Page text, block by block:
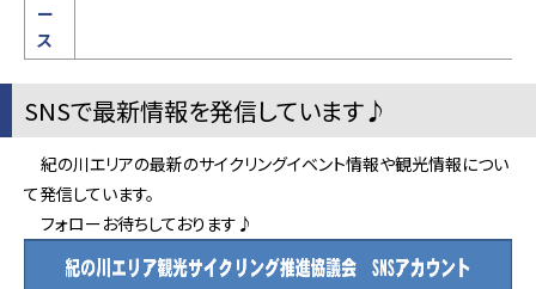
ー
ス
SNSで最新情報を発信しています♪
紀の川エリアの最新のサイクリングイベント情報や観光情報につい
て発信しています。
フォローお待ちしております♪